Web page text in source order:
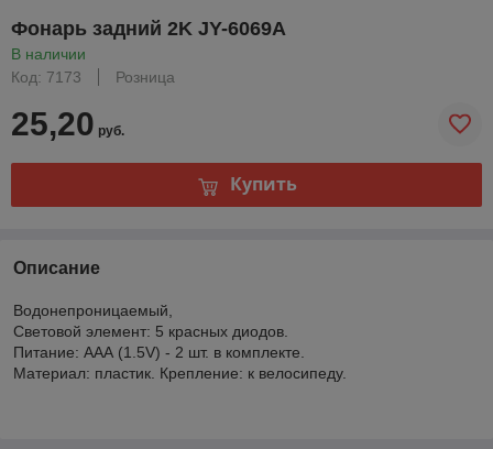
Фонарь задний 2K JY-6069A
В наличии
Код: 7173
Розница
25,20 руб.
Купить
Описание
Водонепроницаемый,
Световой элемент: 5 красных диодов.
Питание: ААА (1.5V) - 2 шт. в комплекте.
Материал: пластик. Крепление: к велосипеду.